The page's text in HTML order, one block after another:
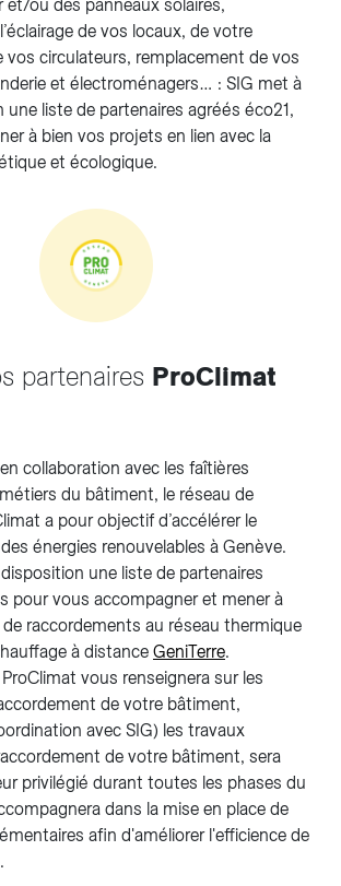
et/ou des panneaux solaires,
de vos locaux, de votre
vos circulateurs, remplacement de vos
et électroménagers… : SIG met à
liste de partenaires agréés éco21,
à bien vos projets en lien avec la
et écologique.
partenaires ProClimat
collaboration avec les faîtières
du bâtiment, le réseau de
a pour objectif d’accélérer le
énergies renouvelables à Genève.
une liste de partenaires
pour vous accompagner et mener à
raccordements au réseau thermique
à distance GeniTerre.
vous renseignera sur les
de votre bâtiment,
avec SIG) les travaux
de votre bâtiment, sera
privilégié durant toutes les phases du
dans la mise en place de
afin d'améliorer l'efficience de